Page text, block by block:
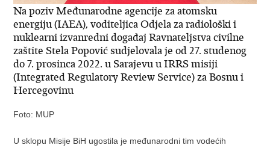
Na poziv Međunarodne agencije za atomsku
energiju (IAEA), voditeljica Odjela za radiološki i
nuklearni izvanredni događaj Ravnateljstva civilne
zaštite Stela Popović sudjelovala je od 27. studenog
do 7. prosinca 2022. u Sarajevu u IRRS misiji
(Integrated Regulatory Review Service) za Bosnu i
Hercegovinu
Foto: MUP
U sklopu Misije BiH ugostila je međunarodni tim vodećih